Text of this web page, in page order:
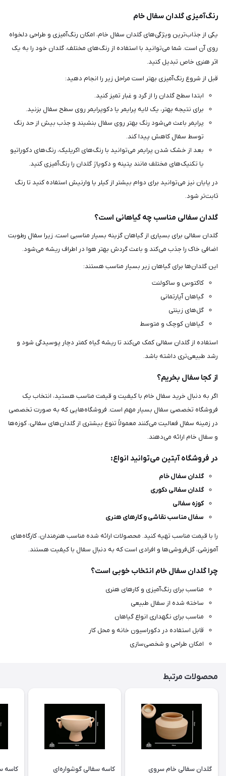
رنگ‌آمیزی گلدان سفال خام
یکی از جذاب‌ترین ویژگی‌های گلدان سفال خام، امکان رنگ‌آمیزی و طراحی دلخواه
روی آن است. شما می‌توانید با استفاده از رنگ‌های مختلف، گلدان خود را به یک
اثر هنری خاص تبدیل کنید.
قبل از شروع رنگ‌آمیزی بهتر است مراحل زیر را انجام دهید:
ابتدا سطح گلدان را از گرد و غبار تمیز کنید.
برای نتیجه بهتر، یک لایه پرایمر یا دکوپرایمر روی سطح سفال بزنید.
پرایمر باعث می‌شود رنگ بهتر روی سفال بنشیند و جذب بیش از حد رنگ
توسط سفال کاهش پیدا کند.
بعد از خشک شدن پرایمر می‌توانید با رنگ‌های اکریلیک، رنگ‌های دکوراتیو
یا تکنیک‌های مختلف مانند پتینه و دکوپاژ گلدان را رنگ‌آمیزی کنید.
در پایان نیز می‌توانید برای دوام بیشتر از کیلر یا وارنیش استفاده کنید تا رنگ
ثابت‌تر شود.
گلدان سفالی مناسب چه گیاهانی است؟
گلدان سفالی برای بسیاری از گیاهان گزینه بسیار مناسبی است، زیرا سفال رطوبت
اضافی خاک را جذب می‌کند و باعث گردش بهتر هوا در اطراف ریشه می‌شود.
این گلدان‌ها برای گیاهان زیر بسیار مناسب هستند:
کاکتوس و ساکولنت
گیاهان آپارتمانی
گل‌های زینتی
گیاهان کوچک و متوسط
استفاده از گلدان سفالی کمک می‌کند تا ریشه گیاه کمتر دچار پوسیدگی شود و
رشد طبیعی‌تری داشته باشد.
از کجا سفال بخریم؟
اگر به دنبال خرید سفال خام با کیفیت و قیمت مناسب هستید، انتخاب یک
فروشگاه تخصصی سفال بسیار مهم است. فروشگاه‌هایی که به صورت تخصصی
در زمینه سفال فعالیت می‌کنند معمولاً تنوع بیشتری از گلدان‌های سفالی، کوزه‌ها
و سفال خام ارائه می‌دهند.
در فروشگاه آبتین می‌توانید انواع:
گلدان سفال خام
گلدان سفالی دکوری
کوزه سفالی
سفال مناسب نقاشی و کارهای هنری
را با قیمت مناسب تهیه کنید. محصولات ارائه شده مناسب هنرمندان، کارگاه‌های
آموزشی، گل‌فروشی‌ها و افرادی است که به دنبال سفال با کیفیت هستند.
چرا گلدان سفال خام انتخاب خوبی است؟
مناسب برای رنگ‌آمیزی و کارهای هنری
ساخته شده از سفال طبیعی
مناسب برای نگهداری انواع گیاهان
قابل استفاده در دکوراسیون خانه و محل کار
امکان طراحی و شخصی‌سازی
محصولات مرتبط
گلدان سفالی خام سروی
کاسه سفالی گوشواره‌ای کاسه